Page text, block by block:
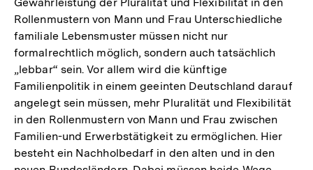
Rollenmustern von Mann und Frau Unterschiedliche
familiale Lebensmuster müssen nicht nur
formalrechtlich möglich, sondern auch tatsächlich
„lebbar“ sein. Vor allem wird die künftige
Familienpolitik in einem geeinten Deutschland darauf
angelegt sein müssen, mehr Pluralität und Flexibilität
in den Rollenmustern von Mann und Frau zwischen
Familien-und Erwerbstätigkeit zu ermöglichen. Hier
besteht ein Nachholbedarf in den alten und in den